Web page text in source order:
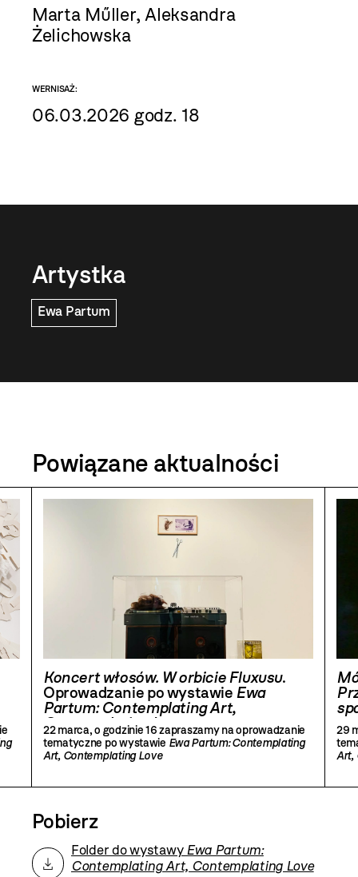
Marta Műller, Aleksandra
Żelichowska
WERNISAŻ:
06.03.2026 godz. 18
Artystka
Ewa Partum
Powiązane aktualności
Koncert włosów. W orbicie Fluxusu.
Oprowadzanie po wystawie Ewa
Partum: Contemplating Art,
Contemplating Love
22 marca, o godzinie 16 zapraszamy na oprowadzanie
tematyczne po wystawie Ewa Partum: Contemplating
Art, Contemplating Love
29
Art,
Pobierz
Folder do wystawy Ewa Partum:
Contemplating Art, Contemplating Love